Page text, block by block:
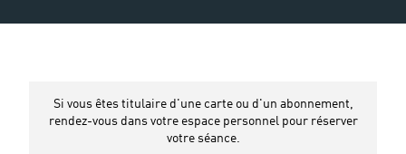
Si vous êtes titulaire d'une carte ou d'un abonnement,
rendez-vous dans votre espace personnel pour réserver
votre séance.